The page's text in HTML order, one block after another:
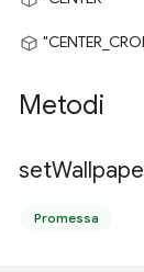
Metodi
set
Promessa